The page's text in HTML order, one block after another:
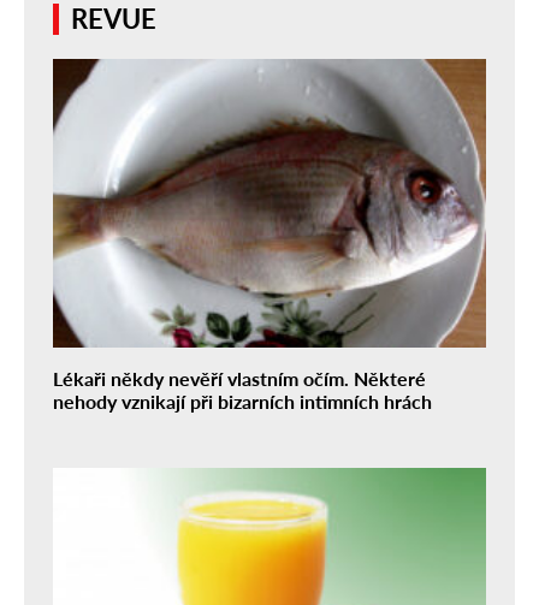
REVUE
Lékaři někdy nevěří vlastním očím. Některé
nehody vznikají při bizarních intimních hrách